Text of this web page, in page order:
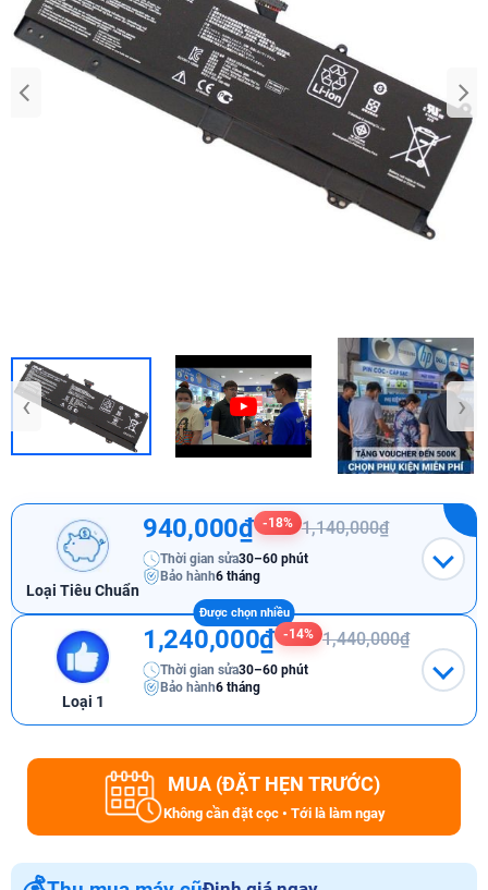
‹ ›
Loại Tiêu Chuẩn
940,000₫ -18% 1,140,000₫
Thời gian sửa30–60 phút
Bảo hành6 tháng
Loại 1
1,240,000₫ -14% 1,440,000₫
Thời gian sửa30–60 phút
Bảo hành6 tháng
MUA (ĐẶT HẸN TRƯỚC)
Không cần đặt cọc • Tới là làm ngay